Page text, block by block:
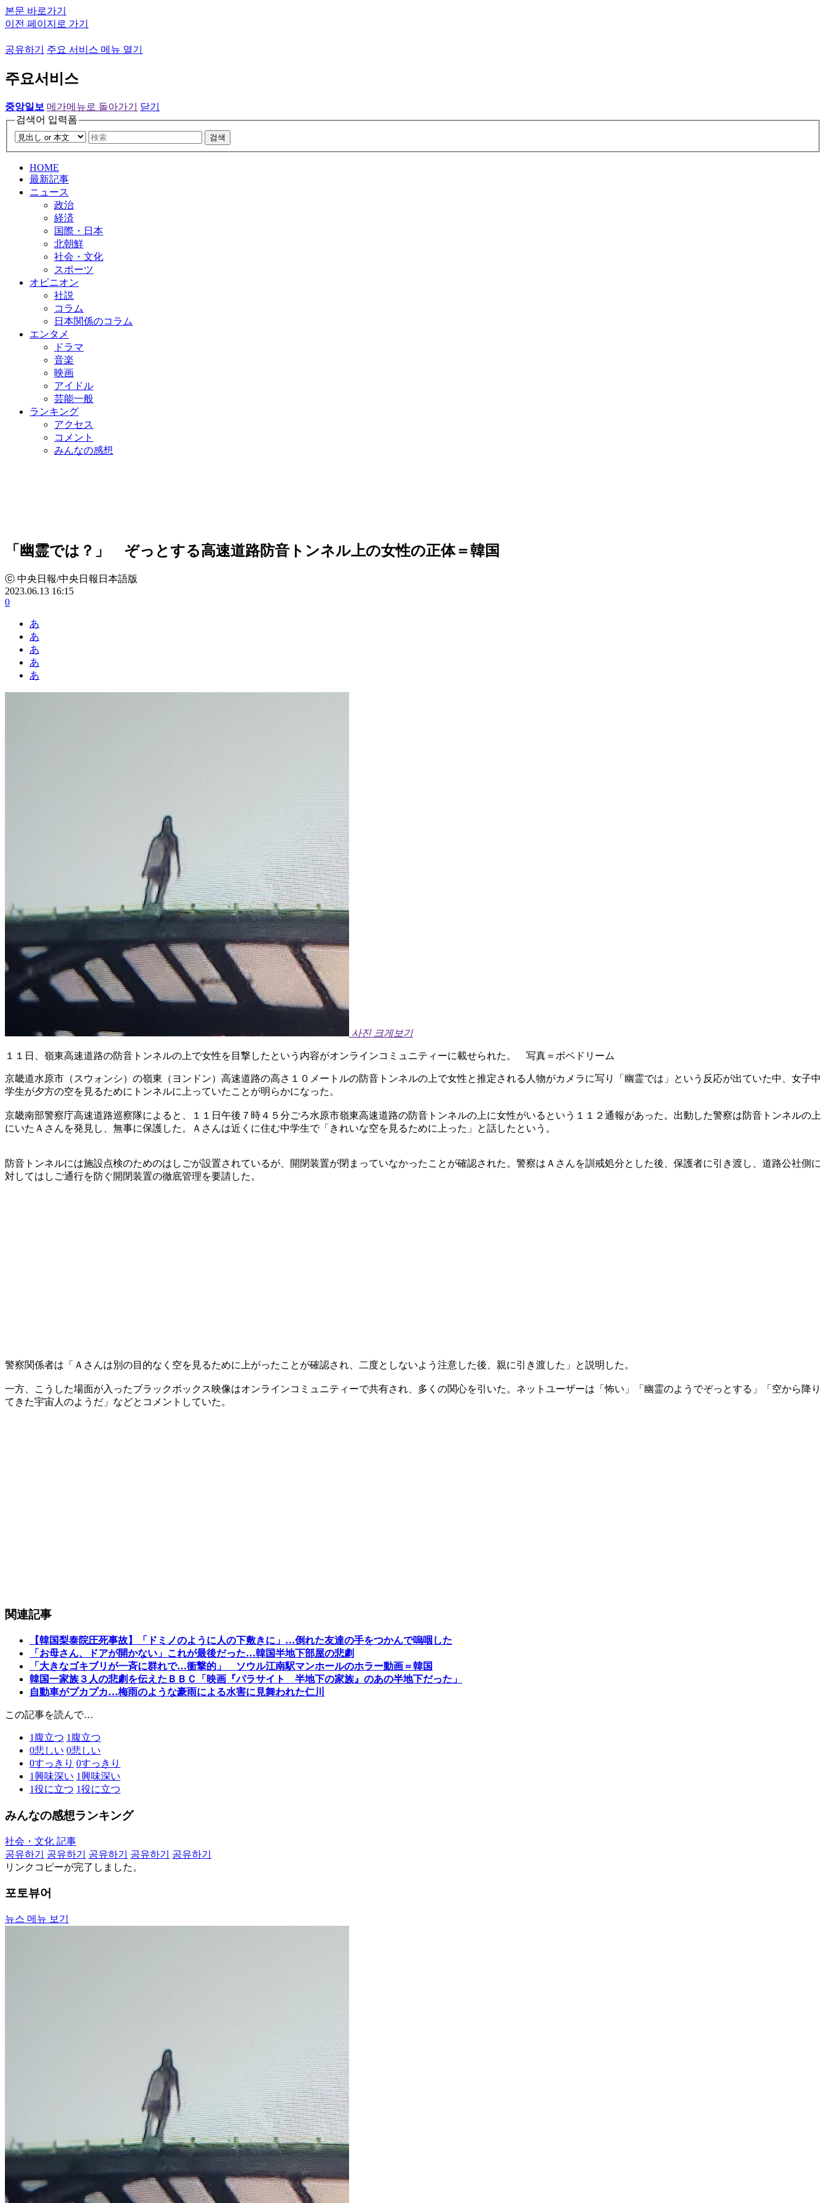
본문 바로가기
이전 페이지로 가기
공유하기 주요 서비스 메뉴 열기
주요서비스
중앙일보 메가메뉴로 돌아가기
닫기
검색어 입력폼
검색
HOME
最新記事
ニュース
政治
経済
国際・日本
北朝鮮
社会・文化
スポーツ
オピニオン
社説
コラム
日本関係のコラム
エンタメ
ドラマ
音楽
映画
アイドル
芸能一般
ランキング
アクセス
コメント
みんなの感想
「幽霊では？」 ぞっとする高速道路防音トンネル上の女性の正体＝韓国
ⓒ 中央日報/中央日報日本語版
2023.06.13 16:15
0
あ
あ
あ
あ
あ
사진 크게보기
１１日、嶺東高速道路の防音トンネルの上で女性を目撃したという内容がオンラインコミュニティーに載せられた。 写真＝ボベドリーム
京畿道水原市（スウォンシ）の嶺東（ヨンドン）高速道路の高さ１０メートルの防音トンネルの上で女性と推定される人物がカメラに写り「幽霊では」という反応が出ていた中、女子中
学生が夕方の空を見るためにトンネルに上っていたことが明らかになった。
京畿南部警察庁高速道路巡察隊によると、１１日午後７時４５分ごろ水原市嶺東高速道路の防音トンネルの上に女性がいるという１１２通報があった。出動した警察は防音トンネルの上
にいたＡさんを発見し、無事に保護した。Ａさんは近くに住む中学生で「きれいな空を見るために上った」と話したという。
防音トンネルには施設点検のためのはしごが設置されているが、開閉装置が閉まっていなかったことが確認された。警察はＡさんを訓戒処分とした後、保護者に引き渡し、道路公社側に
対してはしご通行を防ぐ開閉装置の徹底管理を要請した。
警察関係者は「Ａさんは別の目的なく空を見るために上がったことが確認され、二度としないよう注意した後、親に引き渡した」と説明した。
一方、こうした場面が入ったブラックボックス映像はオンラインコミュニティーで共有され、多くの関心を引いた。ネットユーザーは「怖い」「幽霊のようでぞっとする」「空から降り
てきた宇宙人のようだ」などとコメントしていた。
関連記事
【韓国梨泰院圧死事故】「ドミノのように人の下敷きに」…倒れた友達の手をつかんで嗚咽した
「お母さん、ドアが開かない」これが最後だった…韓国半地下部屋の悲劇
「大きなゴキブリが一斉に群れで…衝撃的」 ソウル江南駅マンホールのホラー動画＝韓国
韓国一家族３人の悲劇を伝えたＢＢＣ「映画『パラサイト 半地下の家族』のあの半地下だった」
自動車がプカプカ…梅雨のような豪雨による水害に見舞われた仁川
この記事を読んで…
1 腹立つ 1 腹立つ
0悲しい 0悲しい
0すっきり 0すっきり
1興味深い 1興味深い
1役に立つ 1役に立つ
みんなの感想ランキング
社会・文化 記事
공유하기
공유하기 공유하기 공유하기
공유하기
リンクコピーが完了しました。
포토뷰어
뉴스 메뉴 보기